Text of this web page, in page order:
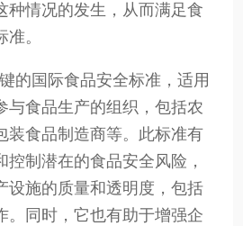
种情况的发生，从而满足食
。
的国际食品安全标准，适用
与食品生产的组织，包括农
装食品制造商等。此标准有
制潜在的食品安全风险，
设施的质量和透明度，包括
。同时，它也有助于增强企